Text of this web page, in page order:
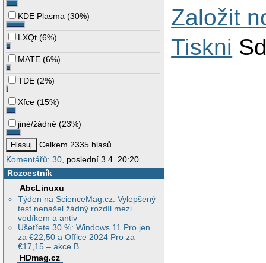
KDE Plasma (30%)
LXQt (6%)
MATE (6%)
TDE (2%)
Xfce (15%)
jiné/žádné (23%)
Celkem 2335 hlasů
Komentářů: 30, poslední 3.4. 20:20
Rozcestník
AbcLinuxu
Týden na ScienceMag.cz: Vylepšený
test nenašel žádný rozdíl mezi
vodíkem a antiv
Ušetřete 30 %: Windows 11 Pro jen
za €22,50 a Office 2024 Pro za
€17,15 – akce B
HDmag.cz
Založit
Tiskni